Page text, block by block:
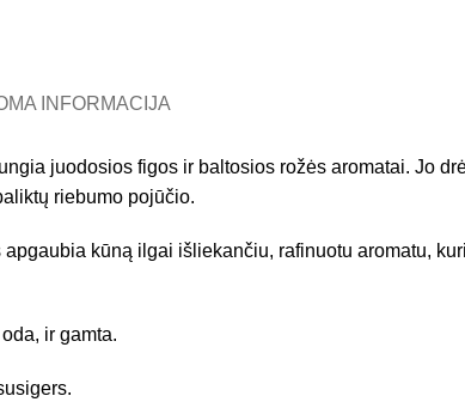
INFORMACIJA
juodosios figos ir baltosios rožės aromatai. Jo
riebumo pojūčio.
kūną ilgai išliekančiu, rafinuotu aromatu,
ir gamta.